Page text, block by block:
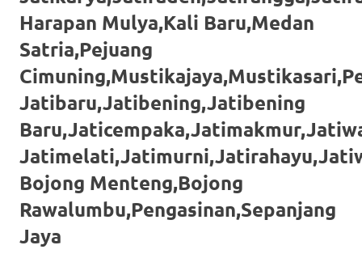
click
fake
watches.
Get
the
facts
https://www.stockswatches.com
anchor
Harapan Mulya,Kali Baru,Medan
Satria,Pejuang
Jatibaru,Jatibening,Jatibening
Bojong Menteng,Bojong
Rawalumbu,Pengasinan,Sepanjang
Jaya